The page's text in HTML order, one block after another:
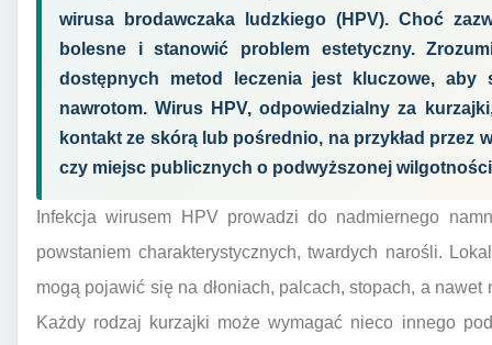
wirusa brodawczaka ludzkiego (HPV). Choć
bolesne i stanowić problem estetyczny.
dostępnych metod leczenia jest kluczowe,
nawrotom. Wirus HPV, odpowiedzialny za
kontakt ze skórą lub pośrednio, na przykład przez
czy miejsc publicznych o podwyższonej
Infekcja wirusem HPV prowadzi do nadmiernego
powstaniem charakterystycznych, twardych narośli.
mogą pojawić się na dłoniach, palcach, stopach, a
Każdy rodzaj kurzajki może wymagać nieco innego